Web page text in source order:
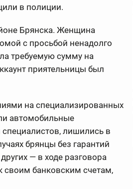
в полиции.
Брянска. Женщина
с просьбой ненадолго
требуемую сумму на
приятельницы был
на специализированных
автомобильные
лишились в
брянцы без гарантий
— в ходе разговора
банковским счетам,